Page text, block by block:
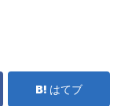
はてブ